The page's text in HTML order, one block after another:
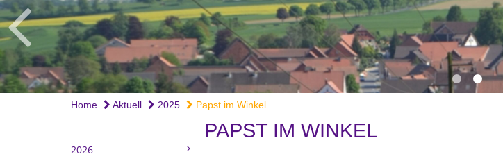
Home Aktuell 2025 Papst im Winkel
2026
PAPST IM WINKEL